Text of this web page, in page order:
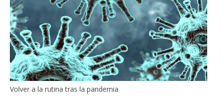
Volver a la rutina tras la pandemia